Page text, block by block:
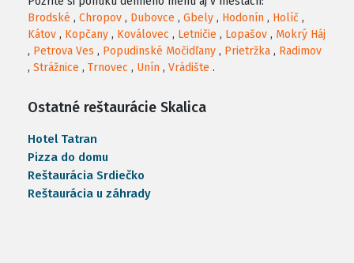
Brodské , Chropov , Dubovce , Gbely , Hodonín , Holíč ,
Kátov , Kopčany , Koválovec , Letničie , Lopašov , Mokrý Háj
, Petrova Ves , Popudinské Močidľany , Prietržka , Radimov
, Strážnice , Trnovec , Unín , Vrádište .
Ostatné reštaurácie Skalica
Hotel Tatran
Pizza do domu
Reštaurácia Srdiečko
Reštaurácia u záhrady